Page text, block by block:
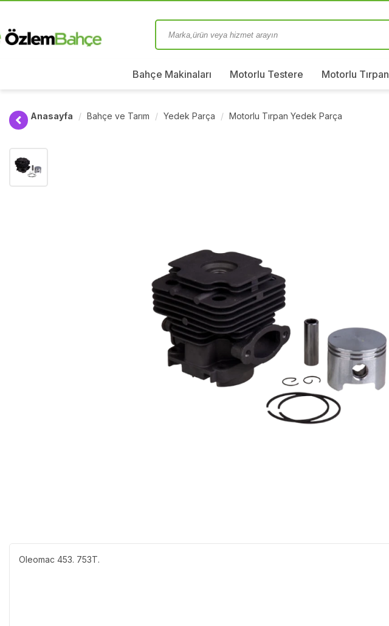
Bahçe Makinaları Motorlu Testere Motorlu Tırpan
Anasayfa Bahçe ve Tarım Yedek Parça Motorlu Tırpan Yedek Parça
Oleomac 453. 753T.